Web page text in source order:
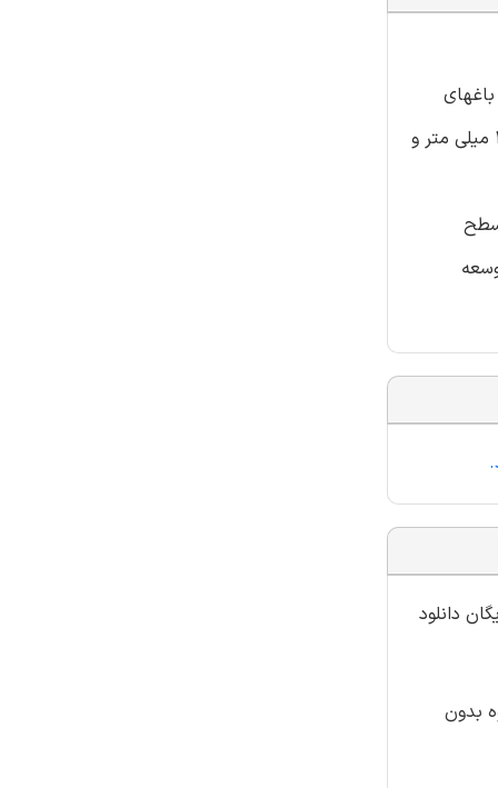
پسته Tajabad Kohneh در رفسنجان، استان کرمان در ایران، می باشد. این منطقه ،منطقه خشکی با میانگین بارش سالانه کمتر از 100 میلی متر و
سطح
دانلود
بدون